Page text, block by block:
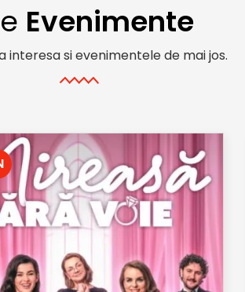
Evenimente
interesa si evenimentele de mai jos.